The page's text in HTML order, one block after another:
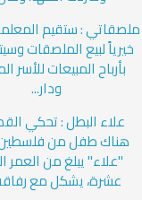
ملصقاتي : ستقيم
خيرياً لبيع الملصقات
بأرباح المبيعات للأسر
ودار...
علاء البطل : تحكي
هناك طفل من
"علاء" يبلغ من العمر
عشرة، يشكل مع